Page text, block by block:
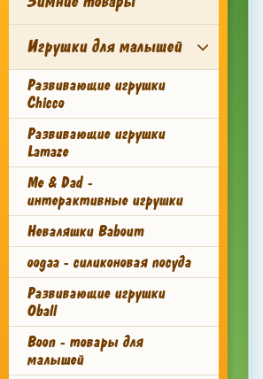
Игрушки для малышей
Развивающие игрушки
Chicco
Развивающие игрушки
Lamaze
Me & Dad -
интерактивные игрушки
Неваляшки Baboum
oogaa - силиконовая посуда
Развивающие игрушки
Oball
Boon - товары для
малышей